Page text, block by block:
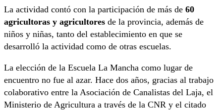
La actividad contó con la participación de más de 60
agricultoras y agricultores de la provincia, además de
niños y niñas, tanto del establecimiento en que se
desarrolló la actividad como de otras escuelas.
La elección de la Escuela La Mancha como lugar de
encuentro no fue al azar. Hace dos años, gracias al trabajo
colaborativo entre la Asociación de Canalistas del Laja, el
Ministerio de Agricultura a través de la CNR y el citado